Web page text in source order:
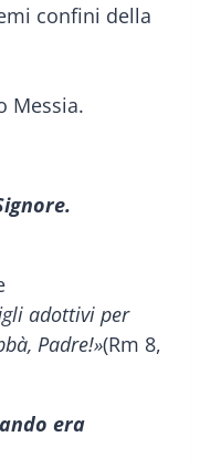
confini della
Messia.
adottivi per
Padre!»(Rm 8,
era